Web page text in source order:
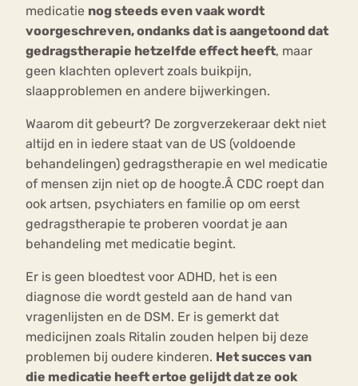
medicatie nog steeds even vaak wordt
voorgeschreven, ondanks dat is aangetoond dat
gedragstherapie hetzelfde effect heeft, maar
geen klachten oplevert zoals buikpijn,
slaapproblemen en andere bijwerkingen.
Waarom dit gebeurt? De zorgverzekeraar dekt niet
altijd en in iedere staat van de US (voldoende
behandelingen) gedragstherapie en wel medicatie
of mensen zijn niet op de hoogte.Â CDC roept dan
ook artsen, psychiaters en familie op om eerst
gedragstherapie te proberen voordat je aan
behandeling met medicatie begint.
Er is geen bloedtest voor ADHD, het is een
diagnose die wordt gesteld aan de hand van
vragenlijsten en de DSM. Er is gemerkt dat
medicijnen zoals Ritalin zouden helpen bij deze
problemen bij oudere kinderen. Het succes van
die medicatie heeft ertoe gelijdt dat ze ook